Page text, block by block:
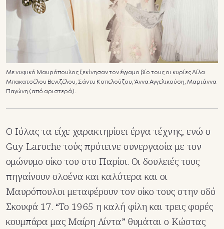
Με νυφικό Μαυρόπουλος ξεκίνησαν τον έγγαμο βίο τους οι κυρίες Λίλα
Μπακατσέλου Βενιζέλου, Σάντυ Κοπελούζου, Άννα Αγγελικούση, Μαριάννα
Παγώνη (από αριστερά).
Ο Ιόλας τα είχε χαρακτηρίσει έργα τέχνης, ενώ ο
Guy Laroche τούς πρότεινε συνεργασία με τον
ομώνυμο οίκο του στο Παρίσι. Οι δουλειές τους
πηγαίνουν ολοένα και καλύτερα και οι
Μαυρόπουλοι μεταφέρουν τον οίκο τους στην οδό
Σκουφά 17. “Το 1965 η καλή φίλη και τρεις φορές
κουμπάρα μας Μαίρη Λίντα” θυμάται ο Κώστας